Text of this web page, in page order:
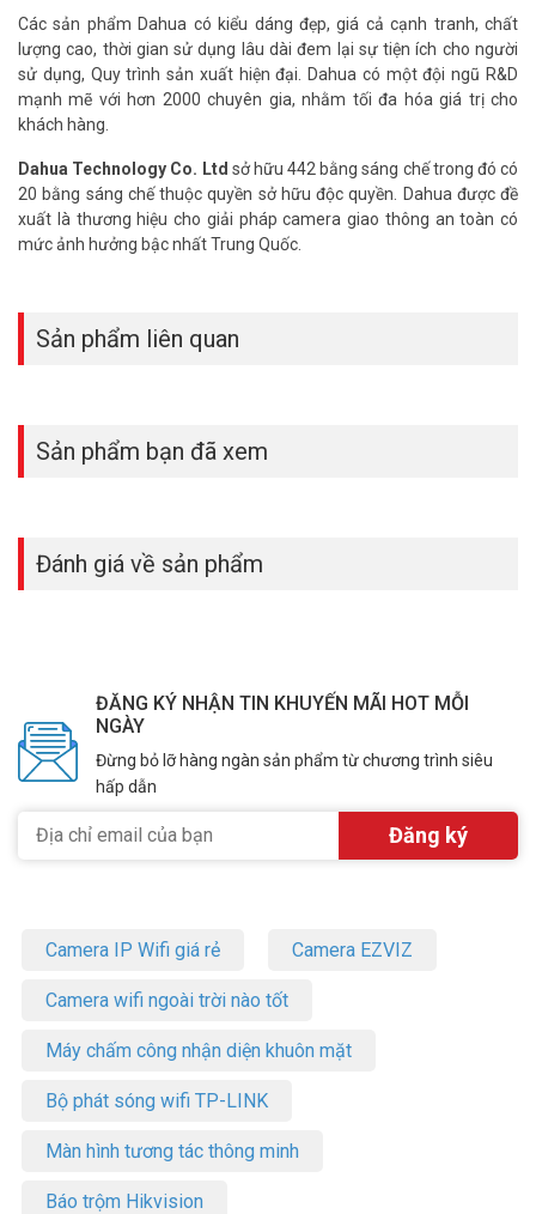
Các sản phẩm Dahua có kiểu dáng đẹp, giá cả cạnh tranh, chất
lượng cao, thời gian sử dụng lâu dài đem lại sự tiện ích cho người
sử dụng, Quy trình sản xuất hiện đại. Dahua có một đội ngũ R&D
mạnh mẽ với hơn 2000 chuyên gia, nhằm tối đa hóa giá trị cho
khách hàng.
Dahua Technology Co. Ltd sở hữu 442 bằng sáng chế trong đó có
20 bằng sáng chế thuộc quyền sở hữu độc quyền. Dahua được đề
xuất là thương hiệu cho giải pháp camera giao thông an toàn có
mức ảnh hưởng bậc nhất Trung Quốc.
Sản phẩm liên quan
Sản phẩm bạn đã xem
Đánh giá về sản phẩm
ĐĂNG KÝ NHẬN TIN KHUYẾN MÃI HOT MỖI
NGÀY
Đừng bỏ lỡ hàng ngàn sản phẩm từ chương trình siêu
hấp dẫn
Camera IP Wifi giá rẻ Camera EZVIZ
Camera wifi ngoài trời nào tốt
Máy chấm công nhận diện khuôn mặt
Bộ phát sóng wifi TP-LINK
Màn hình tương tác thông minh
Báo trộm Hikvision